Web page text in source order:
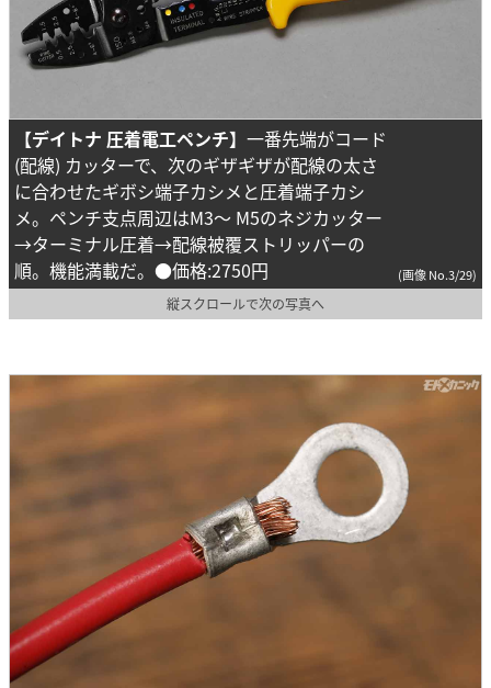
【デイトナ 圧着電工ペンチ】 一番先端がコード
(配線) カッターで、次のギザギザが配線の太さ
に合わせたギボシ端子カシメと圧着端子カシ
メ。ペンチ支点周辺はM3～ M5のネジカッター
→ターミナル圧着→配線被覆ストリッパーの
順。機能満載だ。●価格:2750円
(画像 No.3/29)
縦スクロールで次の写真へ